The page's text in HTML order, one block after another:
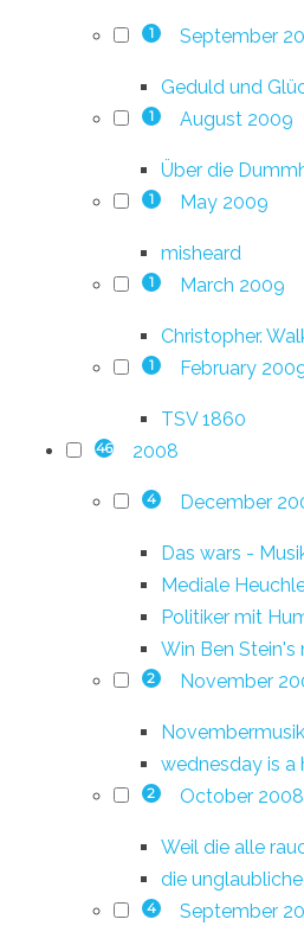
1 September
Geduld und
1 August 2009
Über die
1 May 2009
misheard
1 March 2009
Christopher.
1 February
TSV 1860
46 2008
4 December
Das wars -
Mediale
Politiker mit
Win Ben Stein's
2 November
Novembermusik
wednesday is a
2 October 2008
Weil die alle
die
4 September